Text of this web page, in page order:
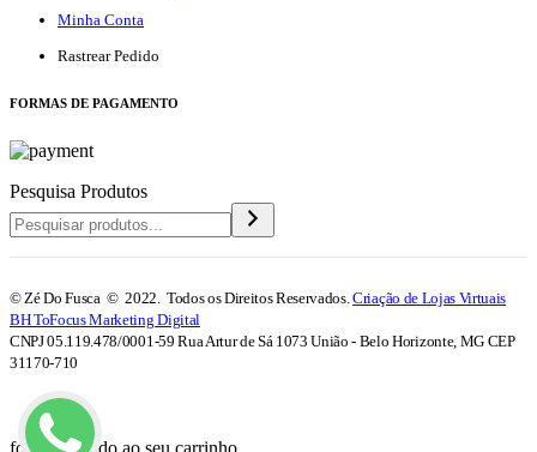
Minha Conta
Rastrear Pedido
FORMAS DE PAGAMENTO
Pesquisa Produtos
© Zé Do Fusca © 2022. Todos os Direitos Reservados.Criação de Lojas Virtuais
BH ToFocus Marketing Digital
CNPJ 05.119.478/0001-59 Rua Artur de Sá 1073 União - Belo Horizonte, MG CEP
31170-710
foi adicionado ao seu carrinho.